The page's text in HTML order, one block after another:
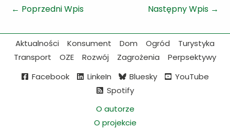
← Poprzedni Wpis Następny Wpis →
Aktualności Konsument Dom Ogród
Turystyka
Transport
OZE Rozwój Zagrożenia
Perpsektywy
Facebook
LinkeIn Bluesky
YouTube
Spotify
O autorze
O projekcie